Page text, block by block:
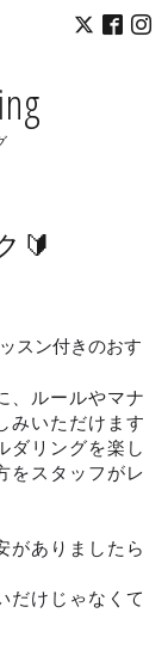
🔰
スン付きのおす
、ルールやマナ
みいただけます
ダリングを楽し
をスタッフがレ
がありましたら
だけじゃなくて